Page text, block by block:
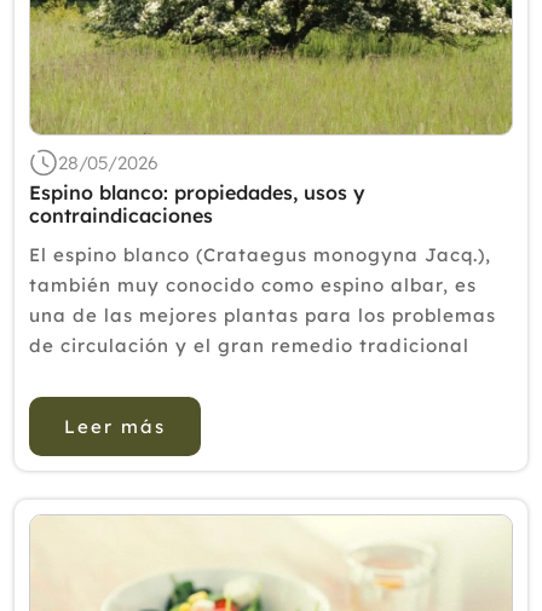
2021
2020
2019
2018
2017
2015
2014
28/05/2026
Espino blanco: propiedades, usos y
contraindicaciones
El espino blanco (Crataegus monogyna Jacq.),
también muy conocido como espino albar, es
una de las mejores plantas para los problemas
de circulación y el gran remedio tradicional
arritmias, de ahí que sea habitual encontrarl...
Leer más